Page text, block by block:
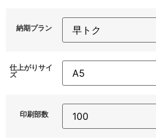
納期プラン
仕上がりサイ
ズ
印刷部数